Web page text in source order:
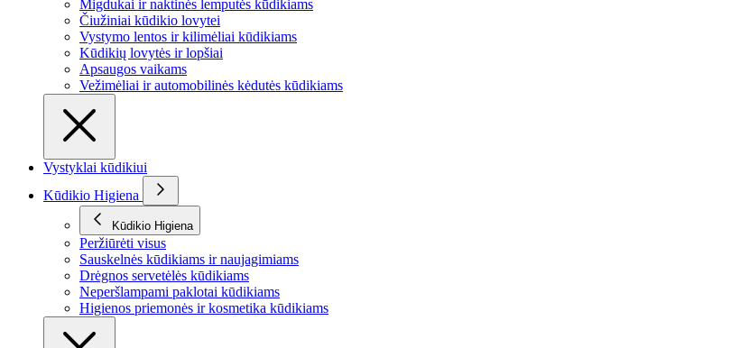
Migdukai ir naktinės lemputės kūdikiams
Čiužiniai kūdikio lovytei
Vystymo lentos ir kilimėliai kūdikiams
Kūdikių lovytės ir lopšiai
Apsaugos vaikams
Vežimėliai ir automobilinės kėdutės kūdikiams
Vystyklai kūdikiui
Kūdikio Higiena
Kūdikio Higiena
Peržiūrėti visus
Sauskelnės kūdikiams ir naujagimiams
Drėgnos servetėlės kūdikiams
Neperšlampami paklotai kūdikiams
Higienos priemonės ir kosmetika kūdikiams